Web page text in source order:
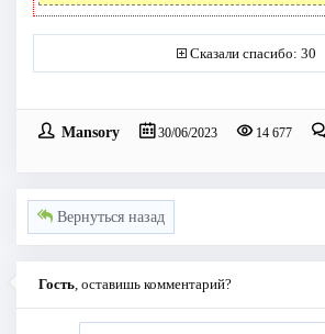
Сказали спасибо: 30
Mansory 30/06/2023 14 677
Вернуться назад
Гость , оставишь комментарий?